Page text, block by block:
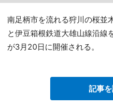
南足柄市を流れる狩川の桜並
と伊豆箱根鉄道大雄山線沿線
が3月20日に開催される。
記事